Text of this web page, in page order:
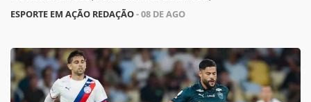
ESPORTE EM AÇÃO REDAÇÃO- 08 DE AGO